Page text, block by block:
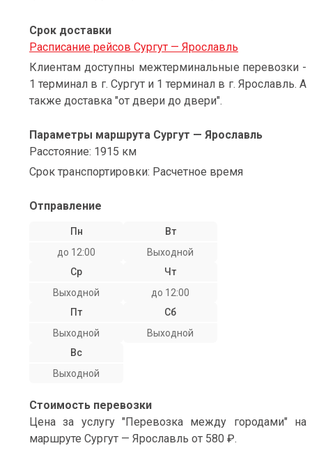
Срок доставки
Расписание рейсов Сургут — Ярославль
Клиентам доступны межтерминальные перевозки -
1 терминал в г. Сургут и 1 терминал в г. Ярославль. А
также доставка "от двери до двери".
Параметры маршрута Сургут — Ярославль
Расстояние: 1915 км
Срок транспортировки: Расчетное время
Отправление
Пн
до 12:00
Вт
Выходной
Ср
Выходной
Чт
до 12:00
Пт
Выходной
Сб
Выходной
Вс
Выходной
Стоимость перевозки
Цена за услугу "Перевозка между городами" на
маршруте Сургут — Ярославль от 580 ₽.